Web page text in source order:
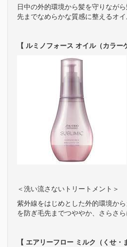
日中の外的環境から髪を守りなが
先までなめらかな質感に整えるオ
【 ルミノフォース オイル（カラー
＜洗い流さないトリートメント＞
紫外線をはじめとした外的環境か
を防ぎ毛先までつややか、さらさ
【 エアリーフロー ミルク（くせ・